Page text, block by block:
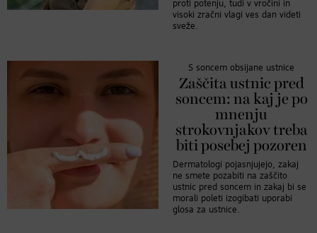
proti potenju, tudi v vročini in
visoki zračni vlagi ves dan videti
sveže.
S soncem obsijane ustnice
Zaščita ustnic pred
soncem: na kaj je po
mnenju
strokovnjakov treba
biti posebej pozoren
Dermatologi pojasnjujejo, zakaj
ne smete pozabiti na zaščito
ustnic pred soncem in zakaj bi se
morali poleti izogibati uporabi
glosa za ustnice.